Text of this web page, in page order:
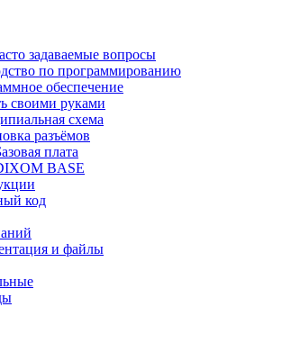
задаваемые вопросы
по программированию
обеспечение
своими руками
схема
разъёмов
плата
BASE
код
и файлы